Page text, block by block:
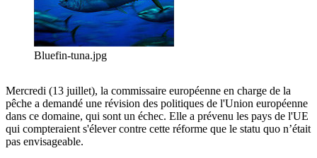
Bluefin-tuna.jpg
Mercredi (13 juillet), la commissaire européenne en charge de la
pêche a demandé une révision des politiques de l'Union européenne
dans ce domaine, qui sont un échec. Elle a prévenu les pays de l'UE
qui compteraient s'élever contre cette réforme que le statu quo n’était
pas envisageable.